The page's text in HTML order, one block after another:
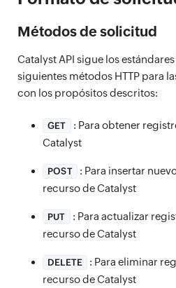
Métodos de solicitud
Catalyst API sigue los
siguientes métodos HTTP para
con los propósitos descritos:
GET
: Para obtener
Catalyst
POST
: Para insertar
recurso de Catalyst
PUT
: Para actualizar
recurso de Catalyst
DELETE
: Para eliminar
recurso de Catalyst